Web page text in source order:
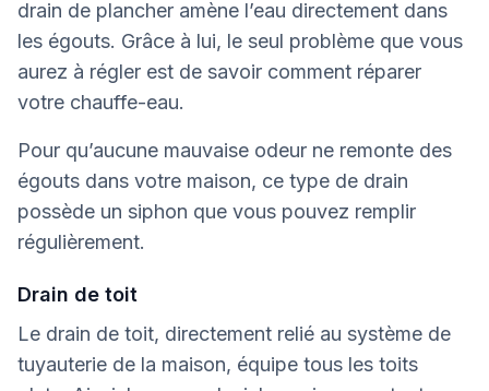
drain de plancher amène l’eau directement dans
les égouts. Grâce à lui, le seul problème que vous
aurez à régler est de savoir comment réparer
votre chauffe-eau.
Pour qu’aucune mauvaise odeur ne remonte des
égouts dans votre maison, ce type de drain
possède un siphon que vous pouvez remplir
régulièrement.
Drain de toit
Le drain de toit, directement relié au système de
tuyauterie de la maison, équipe tous les toits